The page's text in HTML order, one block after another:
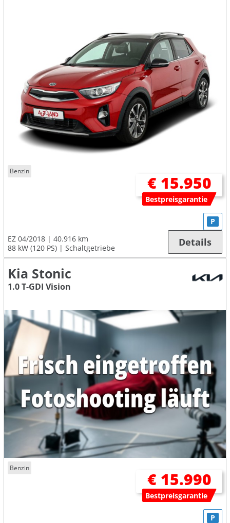
Benzin
€ 15.950
Bestpreisgarantie
EZ 04/2018
40.916 km
88 kW (120 PS)
Schaltgetriebe
P
Details
Kia Stonic
1.0 T-GDI Vision
Benzin
€ 15.990
Bestpreisgarantie
P